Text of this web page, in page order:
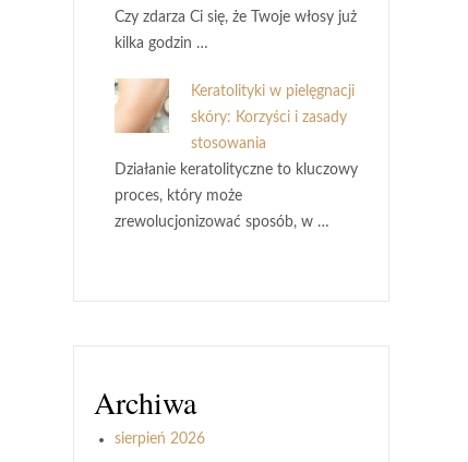
Czy zdarza Ci się, że Twoje włosy już
kilka godzin …
Keratolityki w pielęgnacji
skóry: Korzyści i zasady
stosowania
Działanie keratolityczne to kluczowy
proces, który może
zrewolucjonizować sposób, w …
Archiwa
sierpień 2026